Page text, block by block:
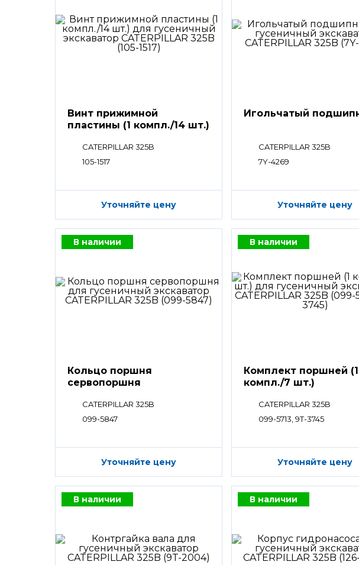
Винт прижимной
пластины (1 компл./14 шт.)
CATERPILLAR 325B
105-1517
Уточняйте цену
Игольчатый
CATERPILLAR 325B
7Y-4269
Уточняйте цену
В наличии
Кольцо поршня
сервопоршня
CATERPILLAR 325B
099-5847
Уточняйте цену
В наличии
Комплект поршней (1
компл./7 шт.)
CATERPILLAR 325B
099-5713, 9T-3745
Уточняйте цену
В наличии В наличии